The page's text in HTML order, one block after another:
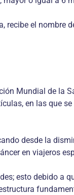
recibe el nombre
Mundial de la
en las que
desde la
en viajeros
esto debido a